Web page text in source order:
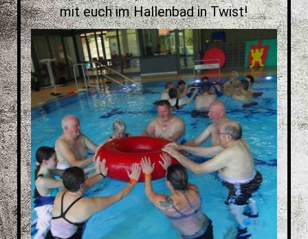
mit euch im Hallenbad in Twist!